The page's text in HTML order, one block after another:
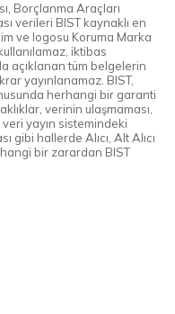
Borçlanma Araçları
verileri BIST kaynaklı en
ve logosu Koruma Marka
iktibas
açıklanan tüm belgelerin
yayınlanamaz. BIST,
herhangi bir garanti
verinin ulaşmaması,
veri yayın sistemindeki
gibi hallerde Alıcı, Alt Alıcı
bir zarardan BIST